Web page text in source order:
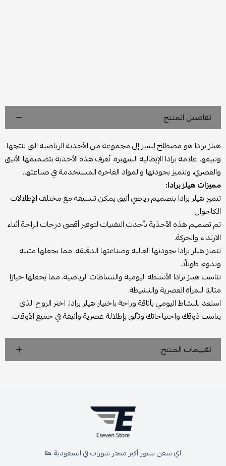
تفاصيل المنتج
هيلز برادا هو مصطلح يُشير إلى مجموعة من الأحذية الرياضية التي تنتجها
وتبيعها علامة برادا الإيطالية الشهيرة. تُعرف هذه الأحذية بتصميمها الأنيق
والعصري، وتتميز بجودتها والمواد الفاخرة المستخدمة في صناعتها.
مميزات هيلز برادا:
تتميز هيلز برادا بتصميم رياضي أنيق يمكن تنسيقه مع مختلف الإطلالات
الكاجوال.
تم تصميم هذه الأحذية بأحدث التقنيات لتوفير أقصى درجات الراحة أثناء
الارتداء والحركة.
تتميز هيلز برادا بجودتها العالية وصناعتها الدقيقة، مما يجعلها متينة
وتدوم طويلًا.
تناسب هيلز برادا الأنشطة اليومية والنشاطات الرياضية، مما يجعلها خيارًا
مثاليًا للمرأة العصرية والنشيطة.
استعد للنشاط اليومي بأناقة وراحة باختيار هيلز برادا. اختر الزوج الذي
يناسب ذوقك واحتياجاتك وتألق بإطلالة عصرية وأنيقة في جميع الأوقات.
تقييمات المنتج
اي سفن ستور أكبر متجر شوزات في السعودية 👟